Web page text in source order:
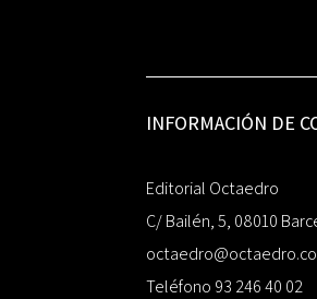
INFORMACIÓN DE
Editorial Octaedro
C/ Bailén, 5, 08010
Teléfono 93 246 40 02